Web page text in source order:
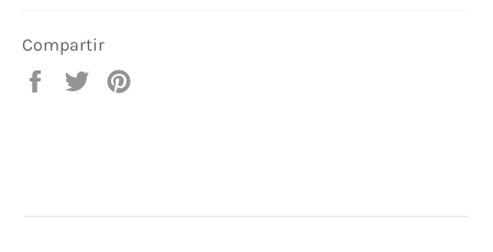
Compartir
Compartir
Tuitear